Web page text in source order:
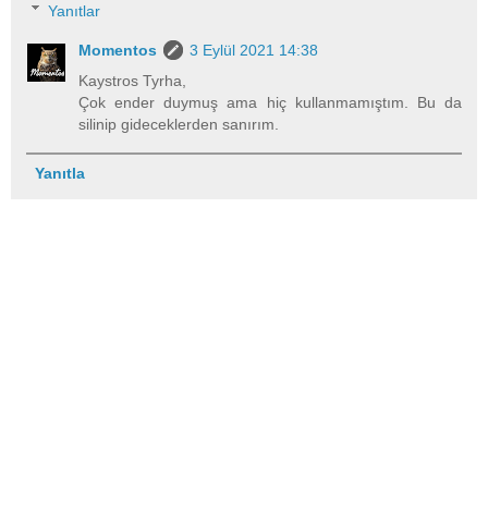
Yanıtlar
Momentos
3 Eylül 2021 14:38
Kaystros Tyrha,
Çok ender duymuş ama hiç kullanmamıştım. Bu da
silinip gideceklerden sanırım.
Yanıtla